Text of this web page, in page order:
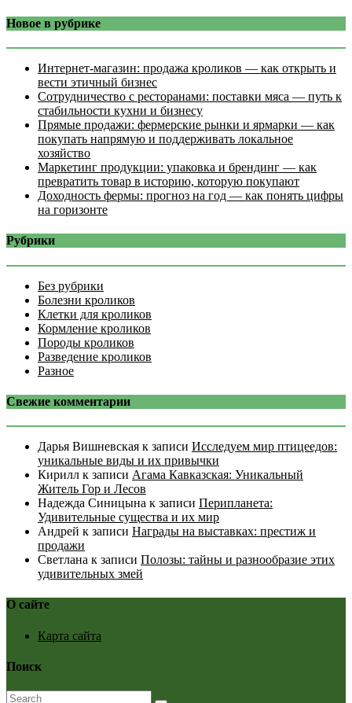
Новое в рубрике
Интернет‑магазин: продажа кроликов — как открыть и
вести этичный бизнес
Сотрудничество с ресторанами: поставки мяса — путь к
стабильности кухни и бизнесу
Прямые продажи: фермерские рынки и ярмарки — как
покупать напрямую и поддерживать локальное
хозяйство
Маркетинг продукции: упаковка и брендинг — как
превратить товар в историю, которую покупают
Доходность фермы: прогноз на год — как понять цифры
на горизонте
Рубрики
Без рубрики
Болезни кроликов
Клетки для кроликов
Кормление кроликов
Породы кроликов
Разведение кроликов
Разное
Свежие комментарии
Дарья Вишневская к записи Исследуем мир птицеедов:
уникальные виды и их привычки
Кирилл к записи Агама Кавказская: Уникальный
Житель Гор и Лесов
Надежда Синицына к записи Перипланета:
Удивительные существа и их мир
Андрей к записи Награды на выставках: престиж и
продажи
Светлана к записи Полозы: тайны и разнообразие этих
удивительных змей
О сайте
Карта сайта
Поиск